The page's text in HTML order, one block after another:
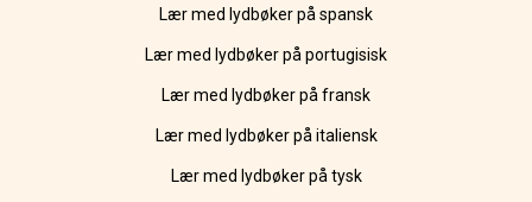
Lær med lydbøker på spansk
Lær med lydbøker på portugisisk
Lær med lydbøker på fransk
Lær med lydbøker på italiensk
Lær med lydbøker på tysk